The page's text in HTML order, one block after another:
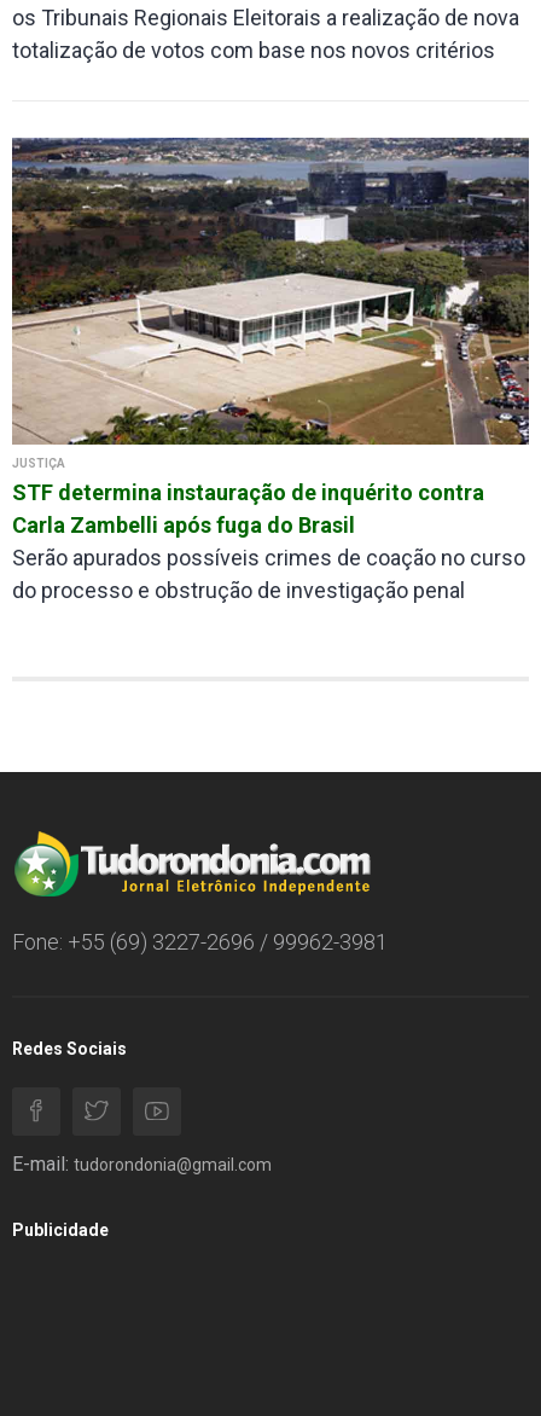
os Tribunais Regionais Eleitorais a realização de nova
totalização de votos com base nos novos critérios
JUSTIÇA
STF determina instauração de inquérito contra
Carla Zambelli após fuga do Brasil
Serão apurados possíveis crimes de coação no curso
do processo e obstrução de investigação penal
Fone: +55 (69) 3227-2696 / 99962-3981
Redes Sociais
E-mail: tudorondonia@gmail.com
Publicidade